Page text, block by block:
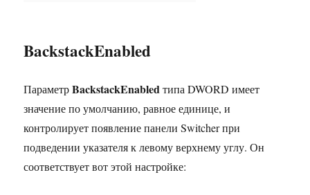
BackstackEnabled
ПараметрBackstackEnabledтипа DWORD имеет
значение по умолчанию, равное единице, и
контролирует появление панели Switcher при
подведении указателя к левому верхнему углу. Он
соответствует вот этой настройке: